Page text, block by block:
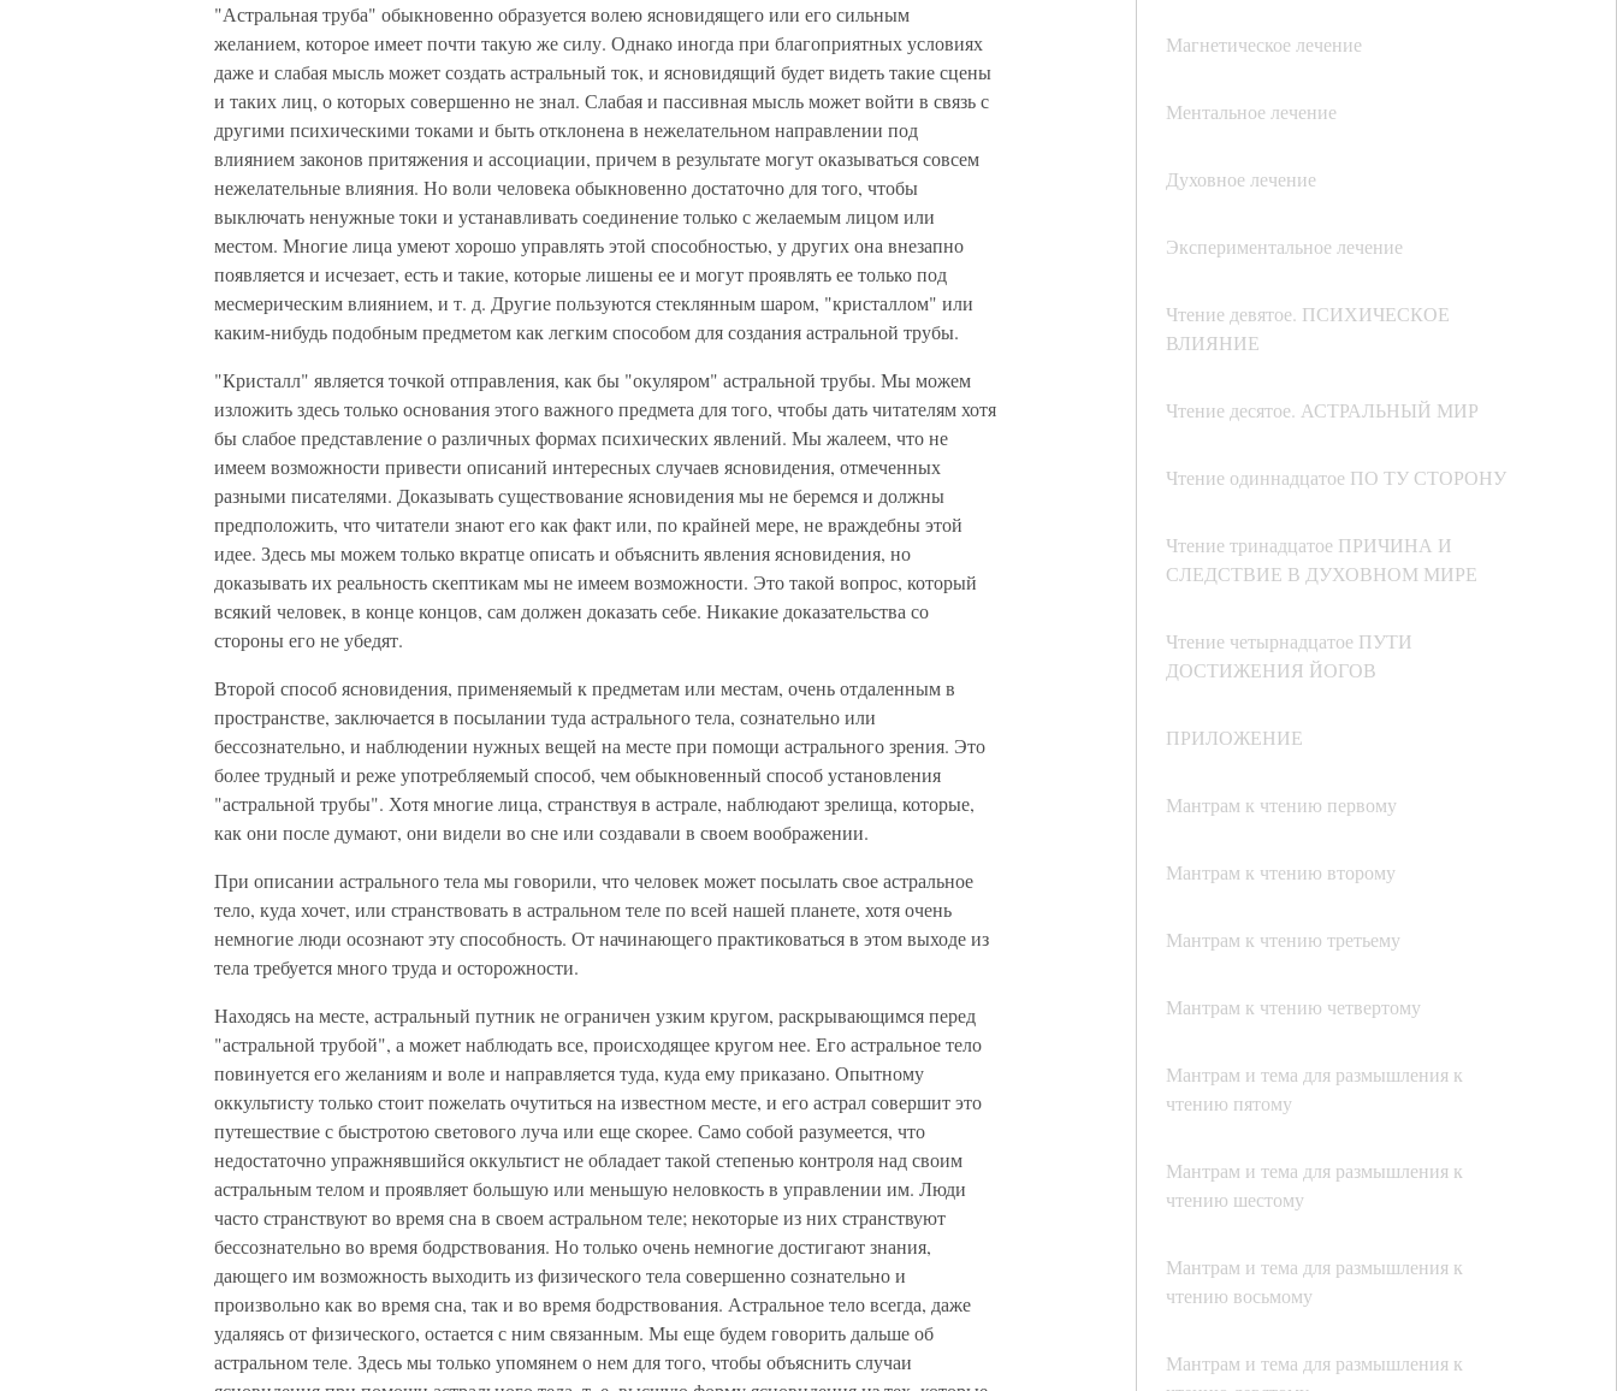
Магнетическое лечение
Ментальное лечение
Духовное лечение
Экспериментальное лечение
Чтение девятое. ПСИХИЧЕСКОЕ
ВЛИЯНИЕ
Чтение десятое. АСТРАЛЬНЫЙ МИР
Чтение одиннадцатое ПО ТУ СТОРОНУ
Чтение тринадцатое ПРИЧИНА И
СЛЕДСТВИЕ В ДУХОВНОМ МИРЕ
Чтение четырнадцатое ПУТИ
ДОСТИЖЕНИЯ ЙОГОВ
ПРИЛОЖЕНИЕ
Мантрам к чтению первому
Мантрам к чтению второму
Мантрам к чтению третьему
Мантрам к чтению четвертому
Мантрам и тема для размышления к
чтению пятому
Мантрам и тема для размышления к
чтению шестому
Мантрам и тема для размышления к
чтению восьмому
Мантрам и тема для размышления к
"Астральная труба" обыкновенно образуется волею ясновидящего или его сильным
желанием, которое имеет почти такую же силу. Однако иногда при благоприятных условиях
даже и слабая мысль может создать астральный ток, и ясновидящий будет видеть такие сцены
и таких лиц, о которых совершенно не знал. Слабая и пассивная мысль может войти в связь с
другими психическими токами и быть отклонена в нежелательном направлении под
влиянием законов притяжения и ассоциации, причем в результате могут оказываться совсем
нежелательные влияния. Но воли человека обыкновенно достаточно для того, чтобы
выключать ненужные токи и устанавливать соединение только с желаемым лицом или
местом. Многие лица умеют хорошо управлять этой способностью, у других она внезапно
появляется и исчезает, есть и такие, которые лишены ее и могут проявлять ее только под
месмерическим влиянием, и т. д. Другие пользуются стеклянным шаром, "кристаллом" или
каким-нибудь подобным предметом как легким способом для создания астральной трубы.
"Кристалл" является точкой отправления, как бы "окуляром" астральной трубы. Мы можем
изложить здесь только основания этого важного предмета для того, чтобы дать читателям хотя
бы слабое представление о различных формах психических явлений. Мы жалеем, что не
имеем возможности привести описаний интересных случаев ясновидения, отмеченных
разными писателями. Доказывать существование ясновидения мы не беремся и должны
предположить, что читатели знают его как факт или, по крайней мере, не враждебны этой
идее. Здесь мы можем только вкратце описать и объяснить явления ясновидения, но
доказывать их реальность скептикам мы не имеем возможности. Это такой вопрос, который
всякий человек, в конце концов, сам должен доказать себе. Никакие доказательства со
стороны его не убедят.
Второй способ ясновидения, применяемый к предметам или местам, очень отдаленным в
пространстве, заключается в посылании туда астрального тела, сознательно или
бессознательно, и наблюдении нужных вещей на месте при помощи астрального зрения. Это
более трудный и реже употребляемый способ, чем обыкновенный способ установления
"астральной трубы". Хотя многие лица, странствуя в астрале, наблюдают зрелища, которые,
как они после думают, они видели во сне или создавали в своем воображении.
При описании астрального тела мы говорили, что человек может посылать свое астральное
тело, куда хочет, или странствовать в астральном теле по всей нашей планете, хотя очень
немногие люди осознают эту способность. От начинающего практиковаться в этом выходе из
тела требуется много труда и осторожности.
Находясь на месте, астральный путник не ограничен узким кругом, раскрывающимся перед
"астральной трубой", а может наблюдать все, происходящее кругом нее. Его астральное тело
повинуется его желаниям и воле и направляется туда, куда ему приказано. Опытному
оккультисту только стоит пожелать очутиться на известном месте, и его астрал совершит это
путешествие с быстротою светового луча или еще скорее. Само собой разумеется, что
недостаточно упражнявшийся оккультист не обладает такой степенью контроля над своим
астральным телом и проявляет большую или меньшую неловкость в управлении им. Люди
часто странствуют во время сна в своем астральном теле; некоторые из них странствуют
бессознательно во время бодрствования. Но только очень немногие достигают знания,
дающего им возможность выходить из физического тела совершенно сознательно и
произвольно как во время сна, так и во время бодрствования. Астральное тело всегда, даже
удаляясь от физического, остается с ним связанным. Мы еще будем говорить дальше об
астральном теле. Здесь мы только упомянем о нем для того, чтобы объяснить случаи